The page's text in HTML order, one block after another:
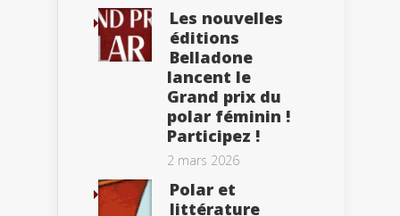
Les nouvelles
éditions
Belladone
lancent le
Grand prix du
polar féminin !
Participez !
2 mars 2026
Polar et
littérature